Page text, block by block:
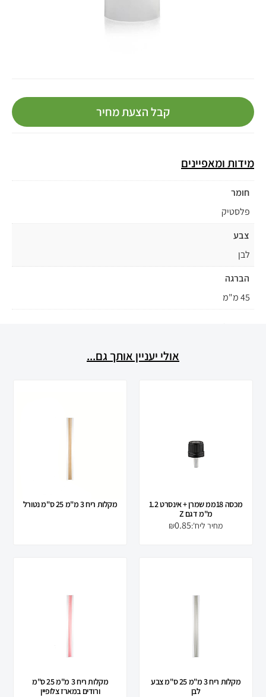
קבל הצעת מחיר
מידות ומאפיינים
חומר
פלסטיק
צבע
לבן
הברגה
45 מ"מ
אולי יעניין אותך גם...
מכסה 18ממ שמרן + אינסרט 1.2
מ"מ דגם Z
₪0.85
מקלות ריח 3 מ"מ 25 ס"מ נטורל
מקלות ריח 3 מ"מ 25 ס"מ צבע
לבן
מקלות ריח 3 מ"מ 25 ס"מ
ורודים במארז צלופיין